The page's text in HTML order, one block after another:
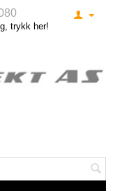
trykk her!